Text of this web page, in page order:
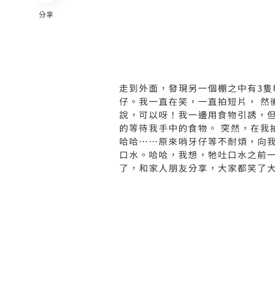
分享
走到外面，發現另一個棚之中有3
仔。我一直在笑，一直拍短片，
說，可以呀！我一邊用食物引誘，
的等待我手中的食物。 突然，在
哈哈⋯⋯原來哨牙仔等不耐煩，向
口水。哈哈，我想，牠吐口水之
了，和家人朋友分享，大家都笑了